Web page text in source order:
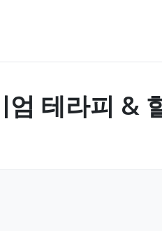
테라피 &